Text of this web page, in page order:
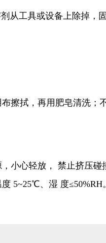
从工具或设备上除掉，
擦拭，再用肥皂清洗；
小心轻放， 禁止挤压碰
5~25℃、湿 度≤50%RH